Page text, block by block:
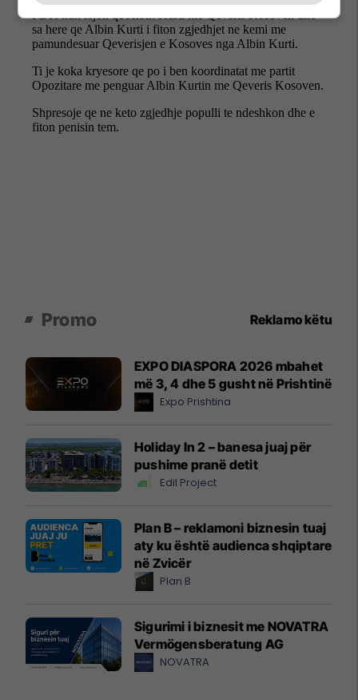
Promo Reklamo këtu
EXPO DIASPORA 2026 mbahet
më 3, 4 dhe 5 gusht në Prishtinë
Expo Prishtina
Holiday In 2 – banesa juaj për
pushime pranë detit
Edil Project
Plan B – reklamoni biznesin tuaj
aty ku është audienca shqiptare
në Zvicër
Plan B
Sigurimi i biznesit me NOVATRA
Vermögensberatung AG
NOVATRA